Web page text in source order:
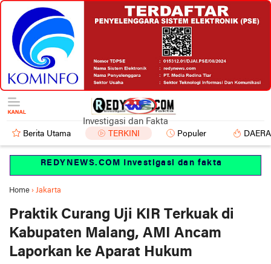
Investigasi dan Fakta
Berita Utama TERKINI Populer
REDYNEWS.COM Investigasi dan fakta
Home › Jakarta
Praktik Curang Uji KIR Terkuak di
Kabupaten Malang, AMI Ancam
Laporkan ke Aparat Hukum